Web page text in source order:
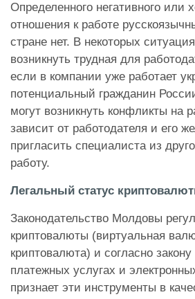
Определенного негативного или
отношения к работе
стране нет. В некоторых
возникнуть трудная для
если в компании уже работает
потенциальный гражданин
могут возникнуть конфликты на
зависит от работодателя и его
пригласить специалиста из
работу.
Легальный статус
Законодательство Молдовы
криптовалюты (виртуальная
криптовалюта) и согласно
платежных услугах и
признает эти инструменты в